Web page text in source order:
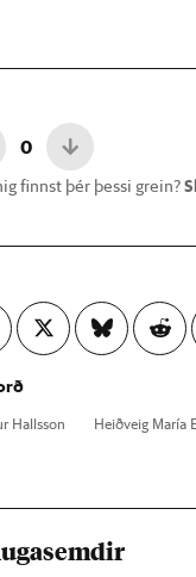
0
finnst þér þessi grein?
Halls­son Heið­veig María